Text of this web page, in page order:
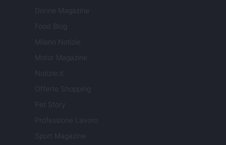
Donne Magazine
Food Blog
Milano Notizie
Motor Magazine
Notizie.it
Offerte Shopping
Pet Story
Professione Lavoro
Sport Magazine